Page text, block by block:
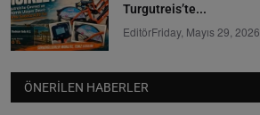
Turgutreis’te...
EditörFriday, Mayıs 29, 2026
ÖNERILEN HABERLER